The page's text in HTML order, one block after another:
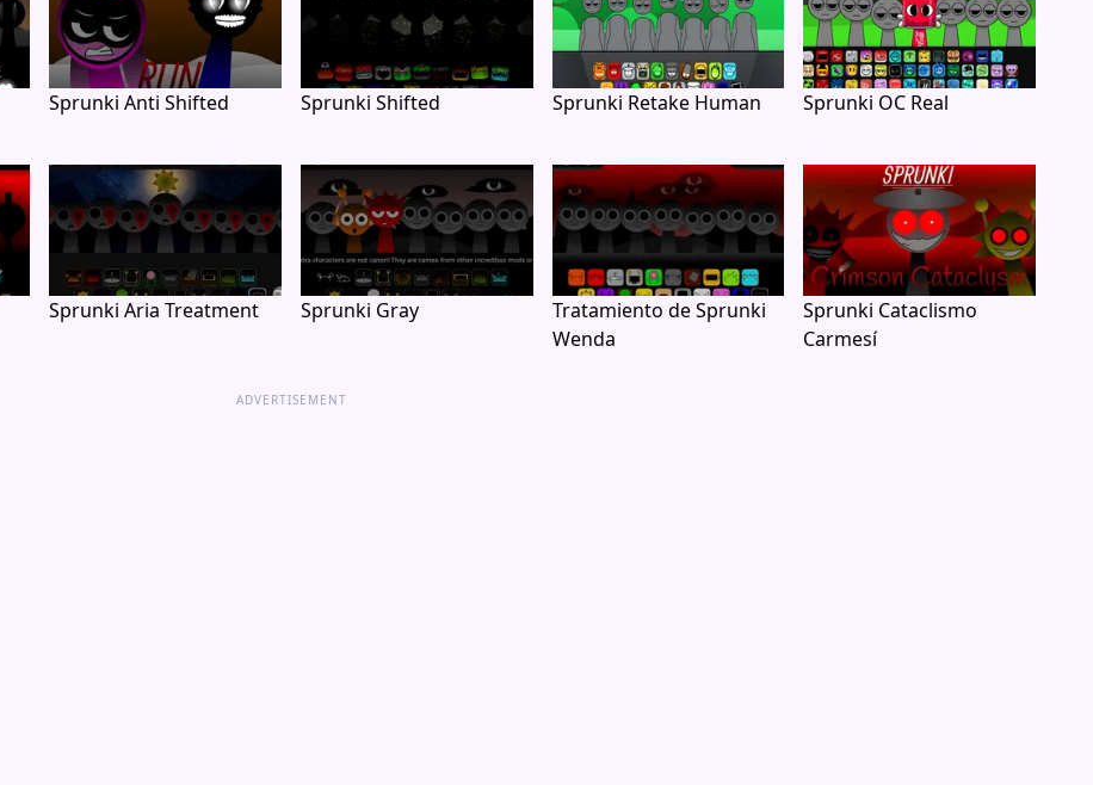
Sprunki Anti Shifted Sprunki Shifted Sprunki Retake Human Sprunki OC Real
Sprunki Aria Treatment Sprunki Gray
Tratamiento de Sprunki
Wenda
Sprunki Cataclismo
Carmesí
ADVERTISEMENT